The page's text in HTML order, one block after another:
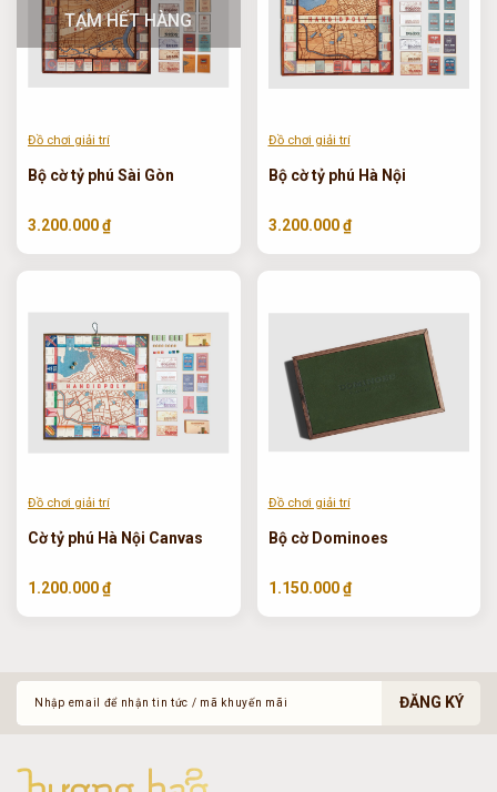
TẠM HẾT HÀNG
Đồ chơi giải trí
Bộ cờ tỷ phú Sài Gòn
3.200.000 ₫
Đồ chơi giải trí
Bộ cờ tỷ phú Hà Nội
3.200.000 ₫
Đồ chơi giải trí
Cờ tỷ phú Hà Nội Canvas
1.200.000 ₫
Đồ chơi giải trí
Bộ cờ Dominoes
1.150.000 ₫
ĐĂNG KÝ